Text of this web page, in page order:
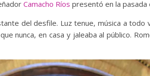
Camacho Ríos presentó en la pasada
del desfile. Luz tenue, música a todo
nunca, en casa y jaleaba al público.